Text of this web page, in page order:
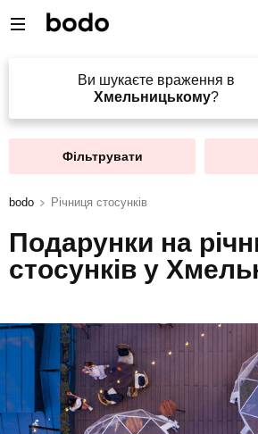
Ви шукаєте враження в
Хмельницькому?
Фільтрувати
bodo Річниця стосунків
Подарунки на
стосунків у